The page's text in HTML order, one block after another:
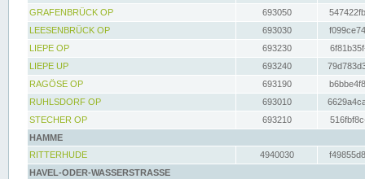
GRAFENBRÜCK OP
693050
LEESENBRÜCK OP
693030
LIEPE OP
693230
LIEPE UP
693240
RAGÖSE OP
693190
RUHLSDORF OP
693010
STECHER OP
693210
HAMME
RITTERHUDE
4940030
HAVEL-ODER-WASSERSTRASSE